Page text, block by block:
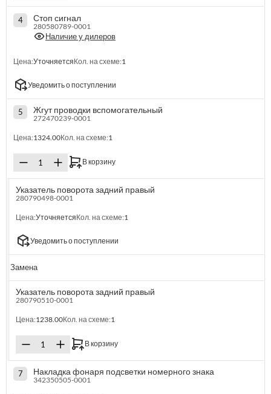
4 Стоп сигнал
280580789-0001
Наличие у дилеров
Цена:УточняетсяКол. на схеме:1
Уведомить о поступлении
5 Жгут проводки вспомогательный
272470239-0001
Цена:1324.00Кол. на схеме:1
В корзину
Указатель поворота задний правый
280790498-0001
Цена:УточняетсяКол. на схеме:1
Уведомить о поступлении
Замена
Указатель поворота задний правый
280790510-0001
Цена:1238.00Кол. на схеме:1
В корзину
7 Накладка фонаря подсветки номерного знака
342350505-0001